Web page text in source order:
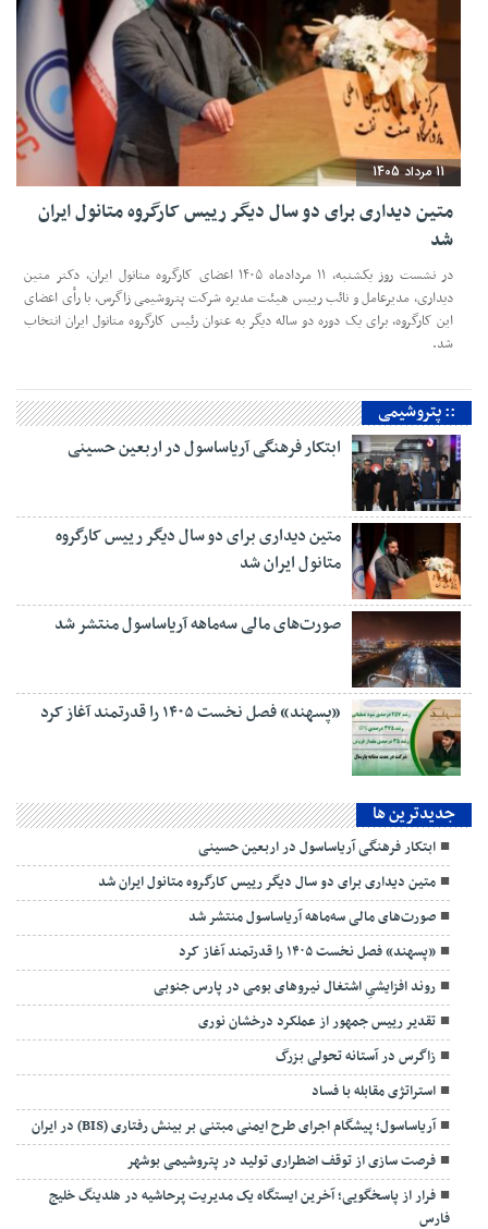
11 مرداد 1405
متین دیداری برای دو سال دیگر رییس کارگروه متانول ایران
شد
در نشست روز یکشنبه، ۱۱ مردادماه ۱۴۰۵ اعضای کارگروه متانول ایران، دکتر متین
دیداری، مدیرعامل و‌ نائب رییس هیئت مدیره شرکت پتروشیمی زاگرس، با رأی اعضای
این کارگروه، برای یک دوره دو ساله دیگر به عنوان رئیس کارگروه متانول ایران انتخاب
شد.
:: پتروشیمی
ابتکار فرهنگی آریاساسول در اربعین حسینی
متین دیداری برای دو سال دیگر رییس کارگروه
متانول ایران شد
صورت‌های مالی سه‌ماهه آریاساسول منتشر شد
«پسهند» فصل نخست ۱۴۰۵ را قدرتمند آغاز کرد
جديدترين ها
ابتکار فرهنگی آریاساسول در اربعین حسینی
متین دیداری برای دو سال دیگر رییس کارگروه متانول ایران شد
صورت‌های مالی سه‌ماهه آریاساسول منتشر شد
«پسهند» فصل نخست ۱۴۰۵ را قدرتمند آغاز کرد
روند افزایشیِ اشتغال نیروهای بومی در پارس جنوبی
تقدیر رییس جمهور از عملکرد درخشان نوری
زاگرس در آستانه تحولی بزرگ
استراتژی مقابله با فساد
آریاساسول؛ پیشگام اجرای طرح ایمنی مبتنی بر بینش رفتاری (BIS) در ایران
فرصت سازی از توقف اضطراری تولید در پتروشیمی بوشهر
فرار از پاسخگویی؛ آخرین ایستگاه یک مدیریت پرحاشیه در هلدینگ خلیج
فارس